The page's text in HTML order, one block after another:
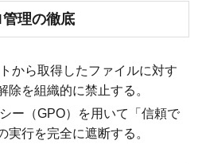
理の徹底
から取得したファイルに対す
除を組織的に禁止する。
ー（GPO）を用いて「信頼で
実行を完全に遮断する。